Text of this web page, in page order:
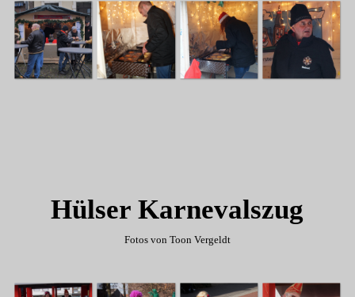
Hülser Karnevalszug
Fotos von Toon Vergeldt